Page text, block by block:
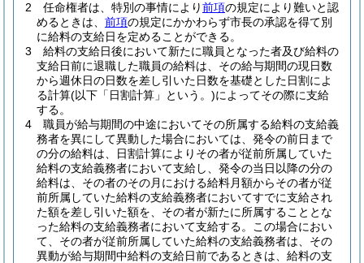
2
任命権者は、特別の事情により前項の規定により難いと認
めるときは、 前項の規定にかかわらず市長の承認を得て別
に給料の支給日を定めることができる。
3
給料の支給日後において新たに職員となった者及び給料の
支給日前に退職した職員の給料は、その給与期間の現日数
から週休日の日数を差し引いた日数を基礎とした日割によ
る計算(以下「日割計算」という。)によってその際に支給
する。
4
職員が給与期間の中途においてその所属する給料の支給義
務者を異にして異動した場合においては、発令の前日まで
の分の給料は、日割計算によりその者が従前所属していた
給料の支給義務者において支給し、発令の当日以降の分の
給料は、その者のその月における給料月額からその者が従
前所属していた給料の支給義務者においてすでに支給され
た額を差し引いた額を、その者が新たに所属することとな
った給料の支給義務者において支給する。
この場合におい
て、その者が従前所属していた給料の支給義務者は、その
異動が給与期間中給料の支給日前であるときは、給料の支